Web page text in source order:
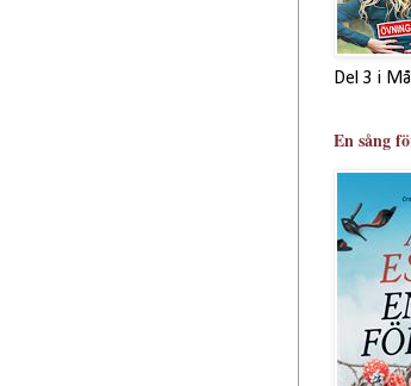
Del 3 i
En sång